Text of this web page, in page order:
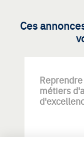
Ces
métiers